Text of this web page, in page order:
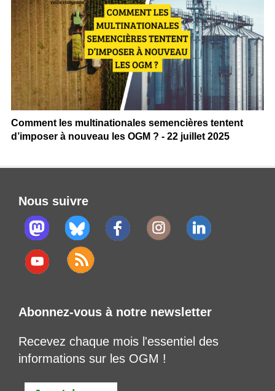
Comment les multinationales semencières tentent
d’imposer à nouveau les OGM ? - 22 juillet 2025
Nous suivre
Abonnez-vous à notre newsletter
Recevez chaque mois l'essentiel des
informations sur les OGM !